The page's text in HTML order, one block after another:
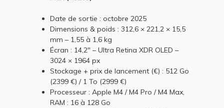
Date de sortie : octobre 2025
Dimensions & poids : 312,6 × 221,2 × 15,5
mm – 1,55 à 1,6 kg
Écran : 14,2" – Ultra Retina XDR OLED –
3024 × 1964 px
Stockage + prix de lancement (€) : 512 Go
(2399 €) / 1 To (2999 €)
Processeur : Apple M4 / M4 Pro / M4 Max,
RAM : 16 à 128 Go